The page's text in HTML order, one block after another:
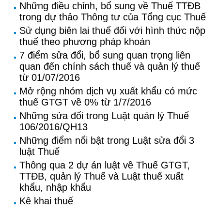
Những điều chỉnh, bổ sung về Thuế TTĐB
trong dự thảo Thông tư của Tổng cục Thuế
Sử dụng biên lai thuế đối với hình thức nộp
thuế theo phương pháp khoán
7 điểm sửa đổi, bổ sung quan trọng liên
quan đến chính sách thuế và quản lý thuế
từ 01/07/2016
Mở rộng nhóm dịch vụ xuất khẩu có mức
thuế GTGT về 0% từ 1/7/2016
Những sửa đổi trong Luật quản lý Thuế
106/2016/QH13
Những điểm nổi bật trong Luật sửa đổi 3
luật Thuế
Thông qua 2 dự án luật về Thuế GTGT,
TTĐB, quản lý Thuế và Luật thuế xuất
khẩu, nhập khẩu
Kê khai thuế